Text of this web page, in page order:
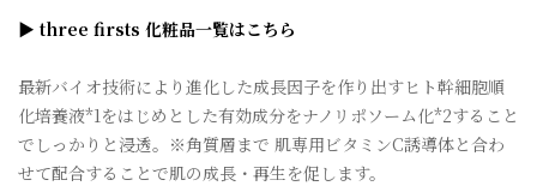
▶ three firsts 化粧品一覧はこちら
最新バイオ技術により進化した成長因子を作り出すヒト幹細胞順
化培養液*1をはじめとした有効成分をナノリポソーム化*2すること
でしっかりと浸透。※角質層まで 肌専用ビタミンC誘導体と合わ
せて配合することで肌の成長・再生を促します。